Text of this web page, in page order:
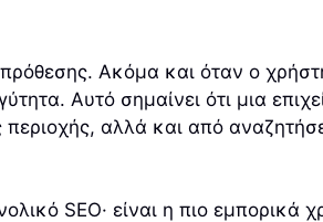
Ακόμα και όταν ο
Αυτό σημαίνει ότι μια
αλλά και από
SEO· είναι η πιο εμπορικά